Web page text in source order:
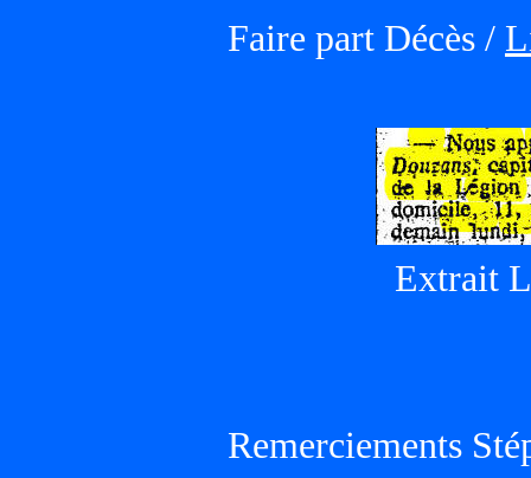
Faire part Décès /
Extrait
Remerciements